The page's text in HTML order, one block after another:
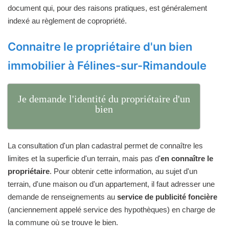
document qui, pour des raisons pratiques, est généralement
indexé au règlement de copropriété.
Connaitre le propriétaire d'un bien
immobilier à Félines-sur-Rimandoule
Je demande l'identité du propriétaire d'un
bien
La consultation d'un plan cadastral permet de connaître les
limites et la superficie d'un terrain, mais pas d'en connaître le
propriétaire. Pour obtenir cette information, au sujet d'un
terrain, d'une maison ou d'un appartement, il faut adresser une
demande de renseignements au service de publicité foncière
(anciennement appelé service des hypothèques) en charge de
la commune où se trouve le bien.